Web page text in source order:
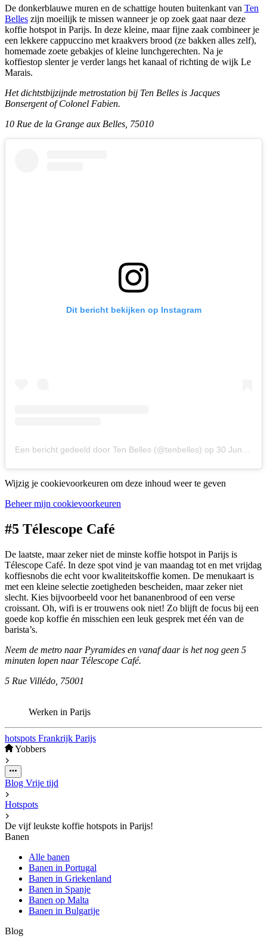
De donkerblauwe muren en de schattige houten buitenkant van Ten
Belles zijn moeilijk te missen wanneer je op zoek gaat naar deze
koffie hotspot in Parijs. In deze kleine, maar fijne zaak combineer je
een lekkere cappuccino met kraakvers brood (ze bakken alles zelf),
homemade zoete gebakjes of kleine lunchgerechten. Na je
koffiestop slenter je verder langs het kanaal of richting de wijk Le
Marais.
Het dichtstbijzijnde metrostation bij Ten Belles is Jacques
Bonsergent of Colonel Fabien.
10 Rue de la Grange aux Belles, 75010
Dit bericht bekijken op Instagram
Een bericht gedeeld door Ten Belles (@tenbelles) op 30 Jun 2015 om 2:01 (PDT)
Wijzig je cookievoorkeuren om deze inhoud weer te geven
Beheer mijn cookievoorkeuren
#5 Télescope Café
De laatste, maar zeker niet de minste koffie hotspot in Parijs is
Télescope Café. In deze spot vind je van maandag tot en met vrijdag
koffiesnobs die echt voor kwaliteitskoffie komen. De menukaart is
met een kleine selectie zoetigheden bescheiden, maar zeker niet
slecht. Kies bijvoorbeeld voor het bananenbrood of een verse
croissant. Oh, wifi is er trouwens ook niet! Zo blijft de focus bij een
goede kop koffie én misschien een leuk gesprek met één van de
barista’s.
Neem de metro naar Pyramides en vanaf daar is het nog geen 5
minuten lopen naar Télescope Café.
5 Rue Villédo, 75001
Werken in Parijs
hotspots Frankrijk Parijs
Yobbers
Blog Vrije tijd
Hotspots
De vijf leukste koffie hotspots in Parijs!
Banen
Alle banen
Banen in Portugal
Banen in Griekenland
Banen in Spanje
Banen op Malta
Banen in Bulgarije
Blog